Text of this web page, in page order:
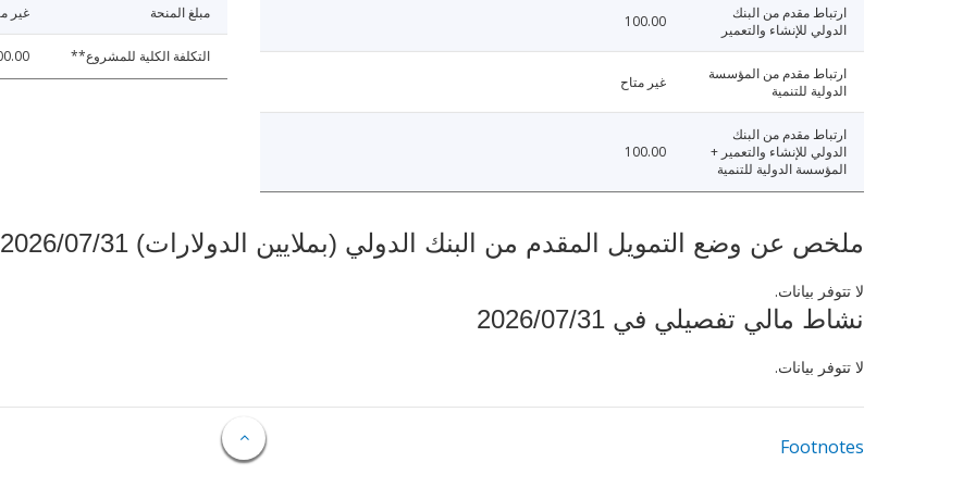
ارتباط مقدم من البنك
الدولي للإنشاء والتعمير
100.00
ارتباط مقدم من المؤسسة
الدولية للتنمية
غير متاح
ارتباط مقدم من البنك
الدولي للإنشاء والتعمير +
المؤسسة الدولية للتنمية
100.00
مبلغ المنحة غير
التكلفة الكلية للمشروع**
ملخص عن وضع التمويل المقدم من البنك الدولي (بملايين الدولارات) 2026/07/31
لا تتوفر بيانات.
نشاط مالي تفصيلي في 2026/07/31
لا تتوفر بيانات.
Footnotes